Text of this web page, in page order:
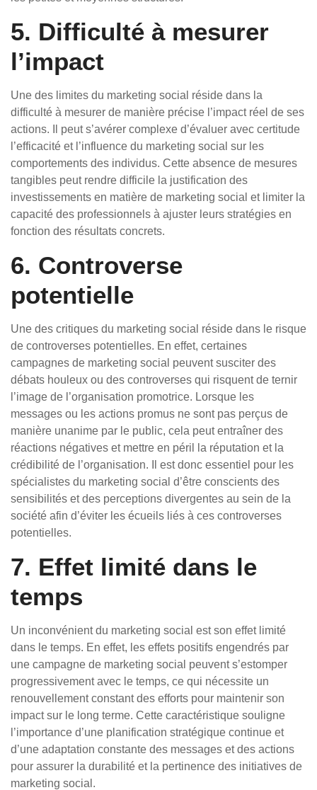
5. Difficulté à mesurer
l’impact
Une des limites du marketing social réside dans la
difficulté à mesurer de manière précise l’impact réel de ses
actions. Il peut s’avérer complexe d’évaluer avec certitude
l’efficacité et l’influence du marketing social sur les
comportements des individus. Cette absence de mesures
tangibles peut rendre difficile la justification des
investissements en matière de marketing social et limiter la
capacité des professionnels à ajuster leurs stratégies en
fonction des résultats concrets.
6. Controverse
potentielle
Une des critiques du marketing social réside dans le risque
de controverses potentielles. En effet, certaines
campagnes de marketing social peuvent susciter des
débats houleux ou des controverses qui risquent de ternir
l’image de l’organisation promotrice. Lorsque les
messages ou les actions promus ne sont pas perçus de
manière unanime par le public, cela peut entraîner des
réactions négatives et mettre en péril la réputation et la
crédibilité de l’organisation. Il est donc essentiel pour les
spécialistes du marketing social d’être conscients des
sensibilités et des perceptions divergentes au sein de la
société afin d’éviter les écueils liés à ces controverses
potentielles.
7. Effet limité dans le
temps
Un inconvénient du marketing social est son effet limité
dans le temps. En effet, les effets positifs engendrés par
une campagne de marketing social peuvent s’estomper
progressivement avec le temps, ce qui nécessite un
renouvellement constant des efforts pour maintenir son
impact sur le long terme. Cette caractéristique souligne
l’importance d’une planification stratégique continue et
d’une adaptation constante des messages et des actions
pour assurer la durabilité et la pertinence des initiatives de
marketing social.